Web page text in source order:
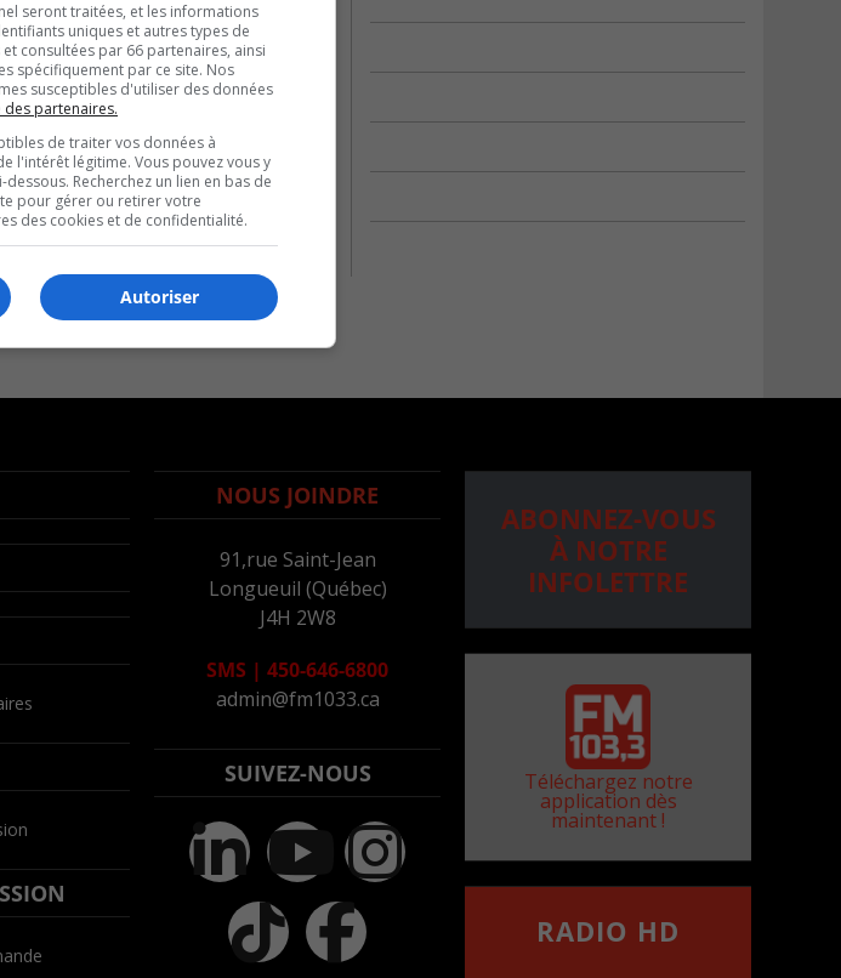
NOUS JOINDRE
91,rue Saint-Jean
Longueuil (Québec)
J4H 2W8
SMS | 450-646-6800
admin@fm1033.ca
SUIVEZ-NOUS
ABONNEZ-VOUS
À NOTRE
INFOLETTRE
Téléchargez notre
application dès
maintenant !
RADIO HD
seront traitées, et les informations
uniques et autres types de
consultées par 66 partenaires, ainsi
spécifiquement par ce site. Nos
susceptibles d'utiliser des données
des partenaires.
de traiter vos données à
l'intérêt légitime. Vous pouvez vous y
Recherchez un lien en bas de
pour gérer ou retirer votre
des cookies et de confidentialité.
Autoriser